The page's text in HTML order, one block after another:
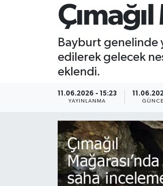
Bayburt genelinde
edilerek gelecek
eklendi.
11.06.2026 - 15:23
YAYINLANMA
Süper Lig Puan Durumu ve Fikstür
Tüm Manşetler
Son Dakika Haberleri